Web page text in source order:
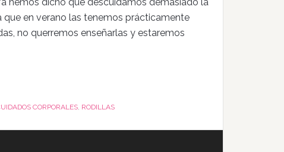
que en verano las tenemos prácticamente
no querremos enseñarlas y estaremos
CORPORALES, RODILLAS